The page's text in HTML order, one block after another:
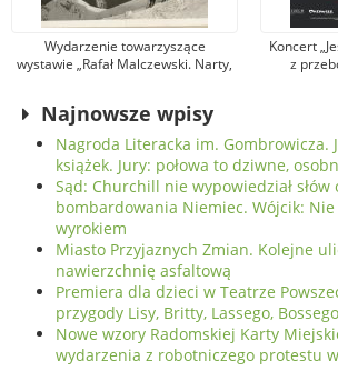
Wydarzenie towarzyszące
wystawie „Rafał Malczewski. Narty,
Szatkowskim
Koncert
z
Najnowsze wpisy
Nagroda Literacka im. Gombrowicza.
książek. Jury: połowa to dziwne,
Sąd: Churchill nie wypowiedział słów
bombardowania Niemiec. Wójcik: Nie
wyrokiem
Miasto Przyjaznych Zmian. Kolejne
nawierzchnię asfaltową
Premiera dla dzieci w Teatrze
przygody Lisy, Britty, Lassego,
Nowe wzory Radomskiej Karty
wydarzenia z robotniczego protestu